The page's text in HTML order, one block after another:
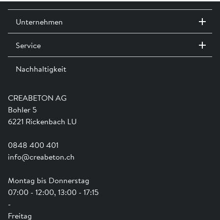
Exkl. Inbetriebnahme
Planungsgrundlagen Wasserbehandlung friwa®»
CREABETON AG
Bohler 5
6221 Rickenbach LU
0848 400 401
info@creabeton.ch
Montag bis Donnerstag
07:00 - 12:00, 13:00 - 17:15
-
Freitag
Unternehmen
Kontakt / Standorte
Ausstellungen
Team
Ausbildung
Service
Dienstleistungen
Shop Hilfe
Anwendungsunterstützung
Newsletter
Nachhaltigkeit
Engagement
Swissness
Schwammstadt